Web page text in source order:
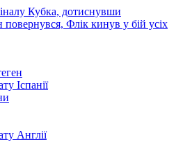
Кубка, дотиснувши
Флік кинув у бій усіх
Іспанії
Англії